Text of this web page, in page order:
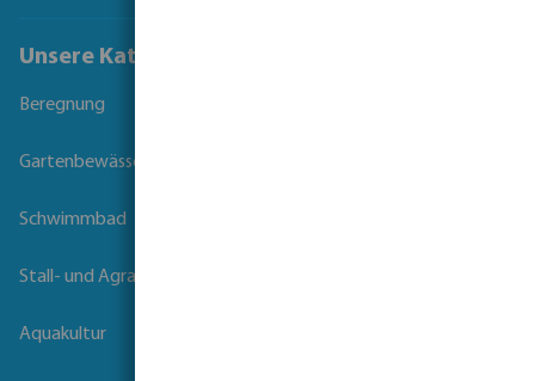
Unsere Kataloge
Beregnung
Gartenbewässerung
Schwimmbad
Stall- und Agrartechnik
Aquakultur